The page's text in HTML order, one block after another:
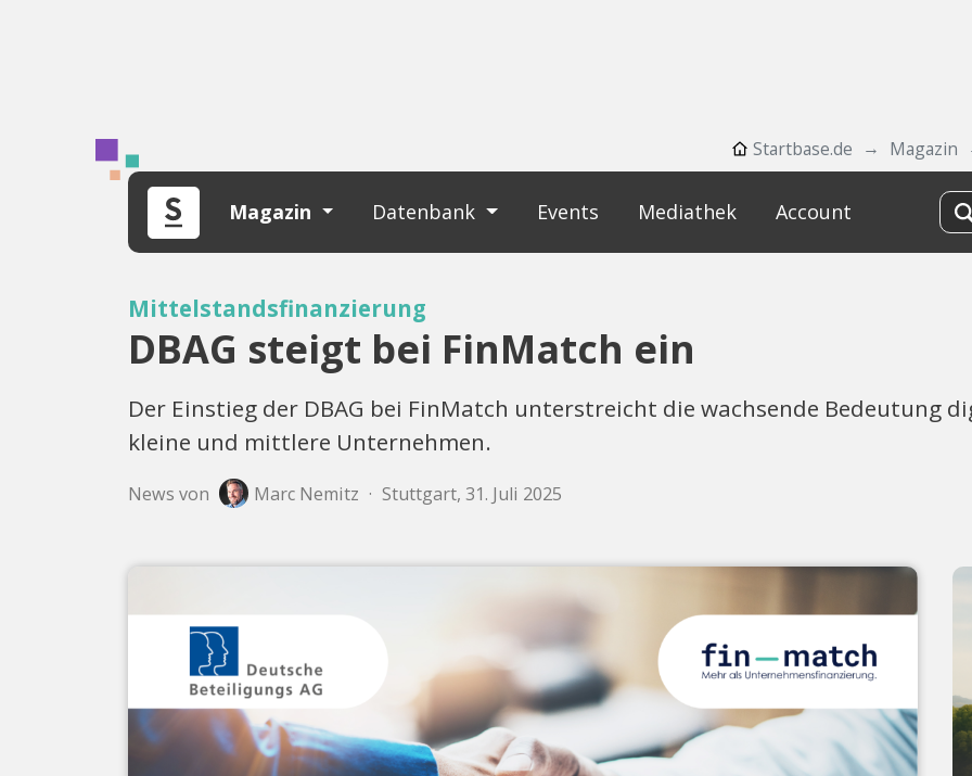
Startbase.de Magazin
Magazin Datenbank Events Mediathek Account
Mittelstandsfinanzierung
DBAG steigt bei FinMatch ein
Der Einstieg der DBAG bei FinMatch unterstreicht die wachsende Bedeutung
kleine und mittlere Unternehmen.
News von Marc Nemitz · Stuttgart, 31. Juli 2025